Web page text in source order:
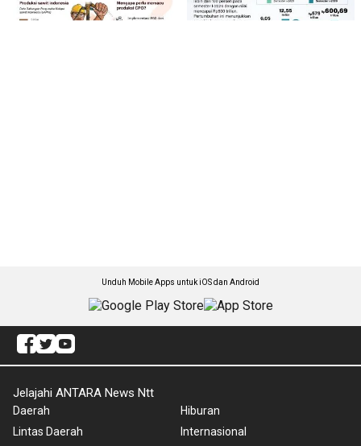
Unduh Mobile Apps untuk iOS dan Android
Jelajahi ANTARA News Ntt
Daerah
Lintas Daerah
Hiburan
Internasional